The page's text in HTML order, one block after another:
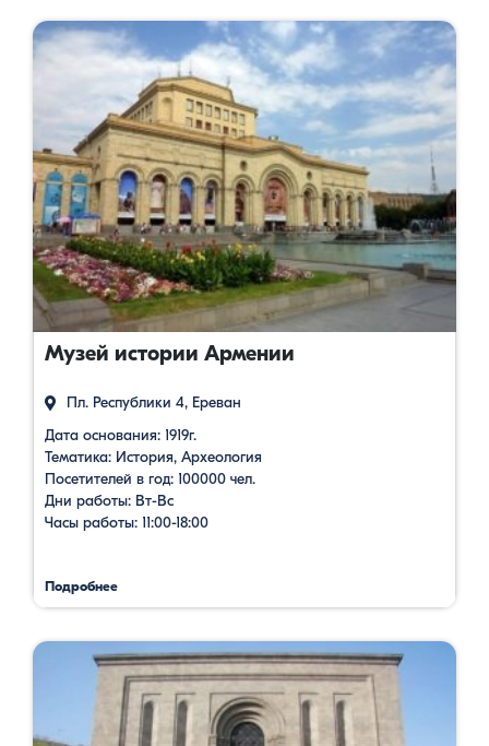
Музей истории Армении
Пл. Республики 4, Ереван
Дата основания: 1919г.
Тематика: История, Археология
Посетителей в год: 100000 чел.
Дни работы: Вт-Вс
Часы работы: 11:00-18:00
Подробнее